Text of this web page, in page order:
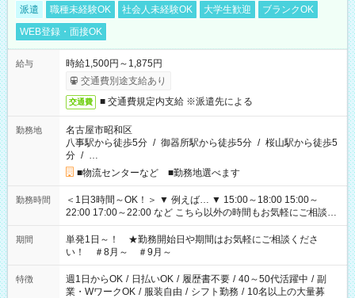
派遣 職種未経験OK 社会人未経験OK 大学生歓迎
ブランクOK
WEB登録・面接OK
給与
時給1,500円～1,875円
交通費別途支給あり
交通費 ■ 交通費規定内支給 ※派遣先による
勤務地
名古屋市昭和区
八事駅から徒歩5分 / 御器所駅から徒歩5分 / 桜山駅から徒歩5
分 / …
■物流センターなど ■勤務地選べます
勤務時間
＜1日3時間～OK！＞ ▼ 例えば… ▼ 15:00～18:00 15:00～
22:00 17:00～22:00 など こちら以外の時間もお気軽にご相談く
ださい！
期間
単発1日～！ ★勤務開始日や期間はお気軽にご相談くださ
い！ ＃8月～ ＃9月～
特徴 週1日からOK / 日払いOK / 履歴書不要 / 40～50代活躍中 / 副
業・WワークOK / 服装自由 / シフト勤務 / 10名以上の大量募